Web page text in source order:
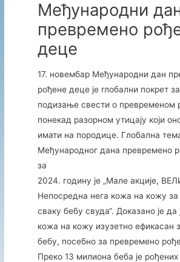
Међународни
превремено
деце
17. новембар Међународни дан
рођене деце је глобални покрет за
подизање свести о превременом
понекад разорном утицају који
имати на породице. Глобална
Међународног дана превремено
за
2024. годину је „Мале акције,
Непосредна нега кожа на кожу за
сваку бебу свуда“. Доказано је да
кожа на кожу изузетно ефикасан
бебу, посебно за превремено
Преко 13 милиона беба је